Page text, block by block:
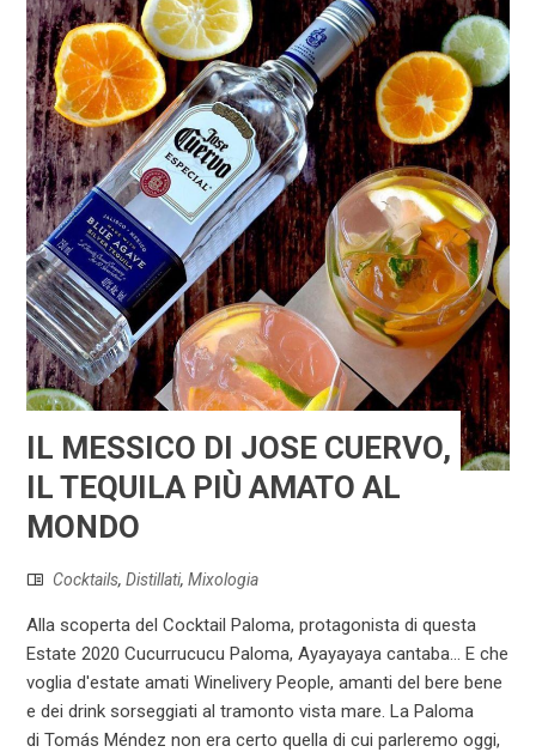
IL MESSICO DI JOSE CUERVO,
IL TEQUILA PIÙ AMATO AL
MONDO
Cocktails,Distillati,Mixologia
Alla scoperta del Cocktail Paloma, protagonista di questa
Estate 2020 Cucurrucucu Paloma, Ayayayaya cantaba... E che
voglia d'estate amati Winelivery People, amanti del bere bene
e dei drink sorseggiati al tramonto vista mare. La Paloma
di Tomás Méndez non era certo quella di cui parleremo oggi,